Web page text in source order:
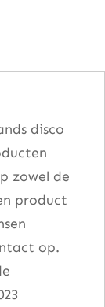
disco
zowel de
product
op.